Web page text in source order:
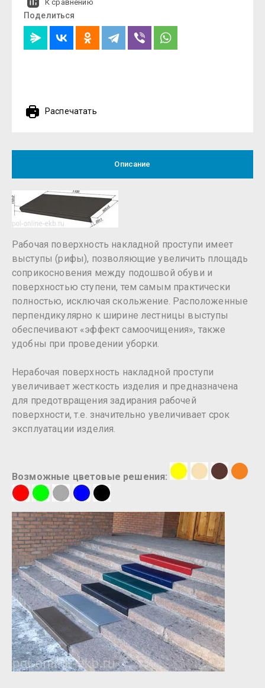
К сравнению
Поделиться
Распечатать
Описание
Рабочая поверхность накладной проступи имеет
выступы (рифы), позволяющие увеличить площадь
соприкосновения между подошвой обуви и
поверхностью ступени, тем самым практически
полностью, исключая скольжение. Расположенные
перпендикулярно к ширине лестницы выступы
обеспечивают «эффект самоочищения», также
удобны при проведении уборки.
Нерабочая поверхность накладной проступи
увеличивает жесткость изделия и предназначена
для предотвращения задирания рабочей
поверхности, т.е. значительно увеличивает срок
эксплуатации изделия.
Возможные цветовые решения: